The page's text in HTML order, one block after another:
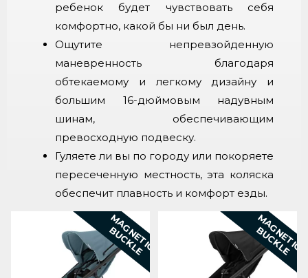
ребенок будет чувствовать себя
комфортно, какой бы ни был день.
Ощутите непревзойденную
маневренность благодаря
обтекаемому и легкому дизайну и
большим 16-дюймовым надувным
шинам, обеспечивающим
превосходную подвеску.
Гуляете ли вы по городу или покоряете
пересеченную местность, эта коляска
обеспечит плавность и комфорт езды.
M
A
G
N
E
T
I
C
B
U
C
K
L
E M
A
G
N
E
T
I
C
B
U
C
K
L
E